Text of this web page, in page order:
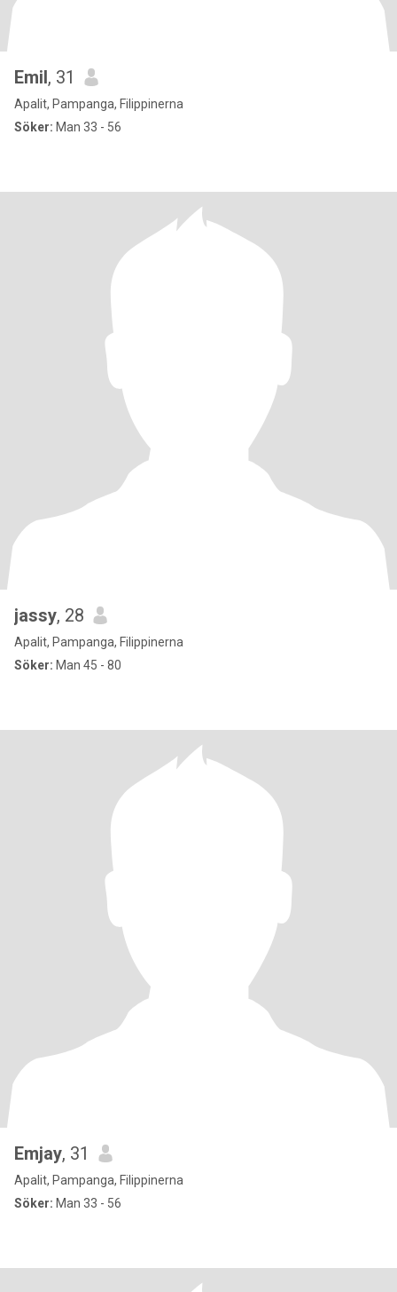
Emil, 31
Apalit, Pampanga, Filippinerna
Söker: Man 33 - 56
jassy, 28
Apalit, Pampanga, Filippinerna
Söker: Man 45 - 80
Emjay, 31
Apalit, Pampanga, Filippinerna
Söker: Man 33 - 56